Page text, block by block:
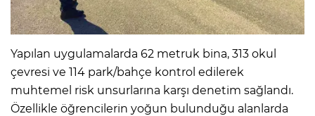
Yapılan uygulamalarda 62 metruk bina, 313 okul
çevresi ve 114 park/bahçe kontrol edilerek
muhtemel risk unsurlarına karşı denetim sağlandı.
Özellikle öğrencilerin yoğun bulunduğu alanlarda